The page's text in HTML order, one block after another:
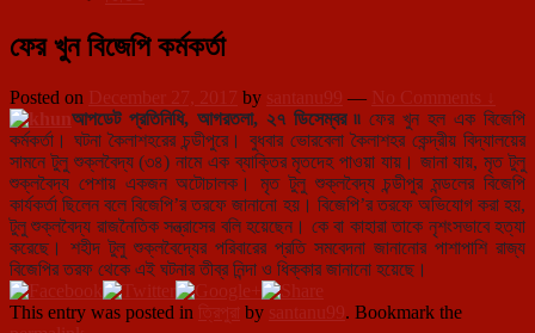
ফের খুন বিজেপি কর্মকর্তা
Posted on December 27, 2017 by santanu99 — No Comments ↓
আপডেট প্রতিনিধি, আগরতলা, ২৭ ডিসেম্বর ৷৷ ফের খুন হল এক বিজেপি
কর্মকর্তা। ঘটনা কৈলাশহরের চন্ডীপুরে। বুধবার ভোরবেলা কৈলাশহর কেন্দ্রীয় বিদ্যালয়ের
সামনে টুলু শুক্লবৈদ্য (৩৪) নামে এক ব্যাক্তির মৃতদেহ পাওয়া যায়। জানা যায়, মৃত টুলু
শুক্লবৈদ্য পেশায় একজন অটোচালক। মৃত টুলু শুক্লবৈদ্য চন্ডীপুর মন্ডলের বিজেপি
কার্যকর্তা ছিলেন বলে বিজেপি’র তরফে জানানো হয়। বিজেপি’র তরফে অভিযোগ করা হয়,
টুলু শুক্লবৈদ্য রাজনৈতিক সন্ত্রাসের বলি হয়েছেন। কে বা কাহারা তাকে নৃশংসভাবে হত্যা
করেছে। শহীদ টুলু শুক্লবৈদ্যের পরিবারের প্রতি সমবেদনা জানানোর পাশাপাশি রাজ্য
বিজেপির তরফ থেকে এই ঘটনার তীব্র নিন্দা ও ধিক্কার জানানো হয়েছে।
This entry was posted in ত্রিপুরা by santanu99. Bookmark the